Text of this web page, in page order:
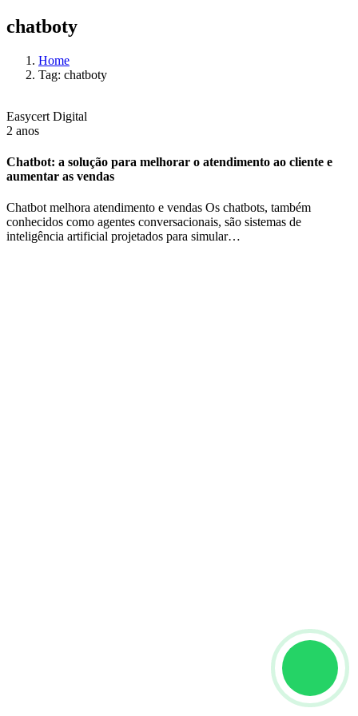
chatboty
Home
Tag: chatboty
Easycert Digital
2 anos
Chatbot: a solução para melhorar o atendimento ao cliente e
aumentar as vendas
Chatbot melhora atendimento e vendas Os chatbots, também
conhecidos como agentes conversacionais, são sistemas de
inteligência artificial projetados para simular…